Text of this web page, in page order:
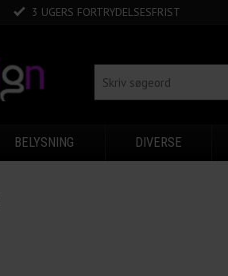
3 UGERS FORTRYDELSESFRIST
BELYSNING DIVERSE